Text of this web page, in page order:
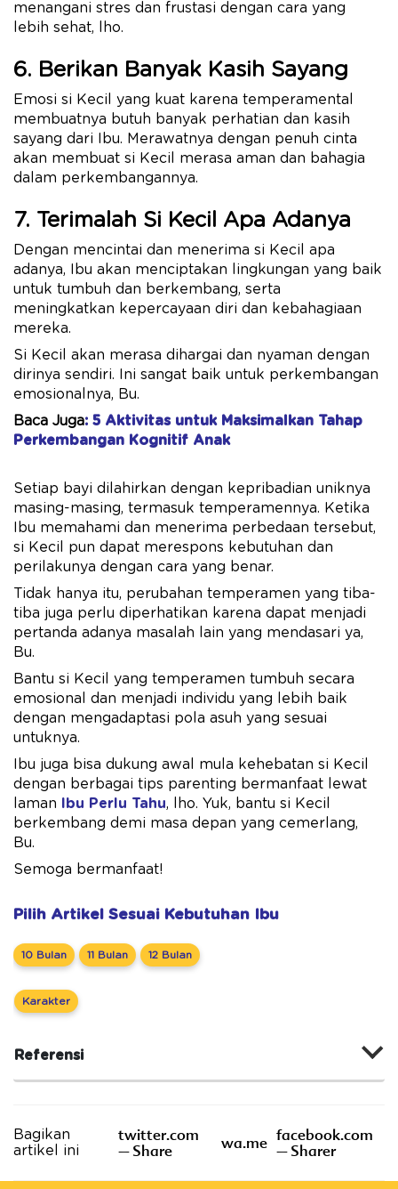
menangani stres dan frustasi dengan cara yang
lebih sehat, lho.
6. Berikan Banyak Kasih Sayang
Emosi si Kecil yang kuat karena temperamental
membuatnya butuh banyak perhatian dan kasih
sayang dari Ibu. Merawatnya dengan penuh cinta
akan membuat si Kecil merasa aman dan bahagia
dalam perkembangannya.
7. Terimalah Si Kecil Apa Adanya
Dengan mencintai dan menerima si Kecil apa
adanya, Ibu akan menciptakan lingkungan yang baik
untuk tumbuh dan berkembang, serta
meningkatkan kepercayaan diri dan kebahagiaan
mereka.
Si Kecil akan merasa dihargai dan nyaman dengan
dirinya sendiri. Ini sangat baik untuk perkembangan
emosionalnya, Bu.
Baca Juga: 5 Aktivitas untuk Maksimalkan Tahap
Perkembangan Kognitif Anak
Setiap bayi dilahirkan dengan kepribadian uniknya
masing-masing, termasuk temperamennya. Ketika
Ibu memahami dan menerima perbedaan tersebut,
si Kecil pun dapat merespons kebutuhan dan
perilakunya dengan cara yang benar.
Tidak hanya itu, perubahan temperamen yang tiba-
tiba juga perlu diperhatikan karena dapat menjadi
pertanda adanya masalah lain yang mendasari ya,
Bu.
Bantu si Kecil yang temperamen tumbuh secara
emosional dan menjadi individu yang lebih baik
dengan mengadaptasi pola asuh yang sesuai
untuknya.
Ibu juga bisa dukung awal mula kehebatan si Kecil
dengan berbagai tips parenting bermanfaat lewat
laman Ibu Perlu Tahu, lho. Yuk, bantu si Kecil
berkembang demi masa depan yang cemerlang,
Bu.
Semoga bermanfaat!
Pilih Artikel Sesuai Kebutuhan Ibu
10 Bulan 11 Bulan 12 Bulan
Karakter
Referensi
Bagikan
artikel ini
twitter.com
– Share
wa.me facebook.com
– Sharer